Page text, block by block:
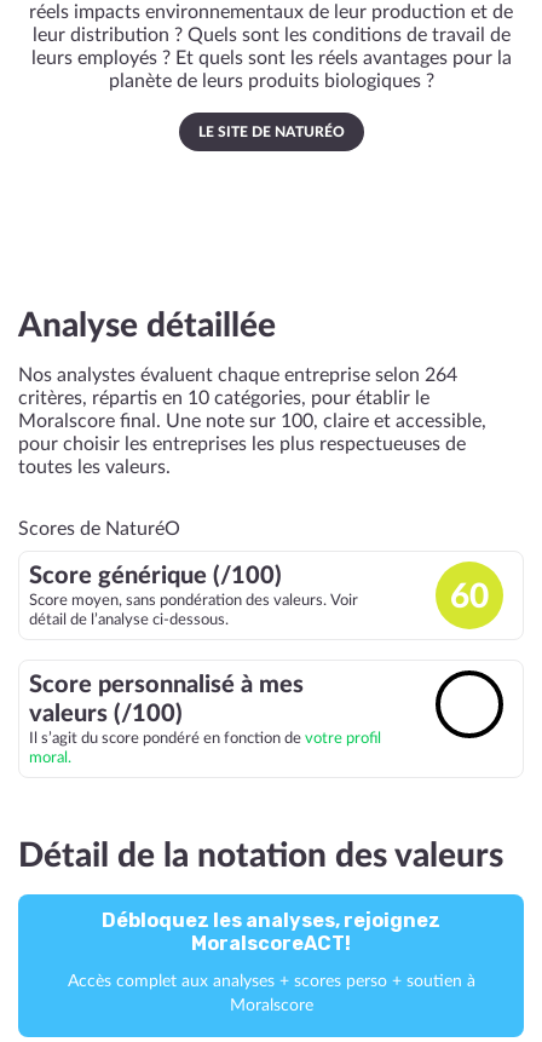
réels impacts environnementaux de leur production et de
leur distribution ? Quels sont les conditions de travail de
leurs employés ? Et quels sont les réels avantages pour la
planète de leurs produits biologiques ?
LE SITE DE NATURÉO
Analyse détaillée
Nos analystes évaluent chaque entreprise selon 264
critères, répartis en 10 catégories, pour établir le
Moralscore final. Une note sur 100, claire et accessible,
pour choisir les entreprises les plus respectueuses de
toutes les valeurs.
Scores de NaturéO
Score générique (/100)
Score moyen, sans pondération des valeurs. Voir
détail de l’analyse ci-dessous.
60
Score personnalisé à mes
valeurs (/100)
Il s’agit du score pondéré en fonction de votre profil
moral.
Détail de la notation des valeurs
Débloquez les analyses, rejoignez
MoralscoreACT!
Accès complet aux analyses + scores perso + soutien à
Moralscore